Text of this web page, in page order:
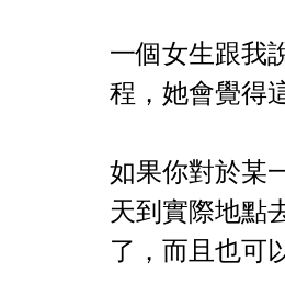
一個女生跟我
程，她會覺得
如果你對於某
天到實際地點
了，而且也可